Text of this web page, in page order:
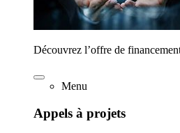
Découvrez l’offre de
Menu
Appels à projets